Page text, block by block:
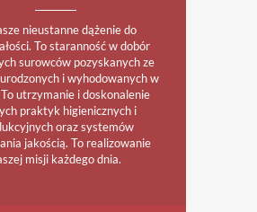
nieustanne dążenie do
To staranność w dobór
surowców pozyskanych ze
i wyhodowanych w
To utrzymanie i doskonalenie
praktyk higienicznych i
oraz systemów
jakością. To realizowanie
misji każdego dnia.